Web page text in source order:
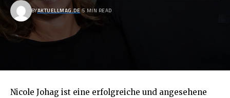
BYAKTUELLMAG.DE 5 MIN READ
Nicole Johag ist eine erfolgreiche und angesehene